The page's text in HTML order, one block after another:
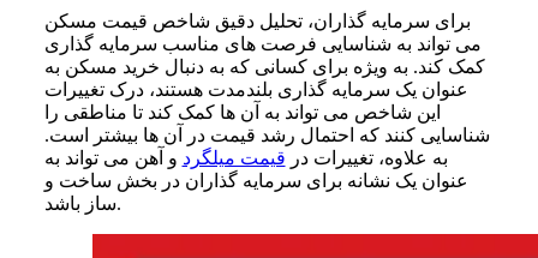
برای سرمایه گذاران، تحلیل دقیق شاخص قیمت مسکن
می تواند به شناسایی فرصت های مناسب سرمایه گذاری
کمک کند. به ویژه برای کسانی که به دنبال خرید مسکن به
عنوان یک سرمایه گذاری بلندمدت هستند، درک تغییرات
این شاخص می تواند به آن ها کمک کند تا مناطقی را
شناسایی کنند که احتمال رشد قیمت در آن ها بیشتر است.
به علاوه، تغییرات در قیمت میلگرد و آهن می تواند به
عنوان یک نشانه برای سرمایه گذاران در بخش ساخت و
ساز باشد.